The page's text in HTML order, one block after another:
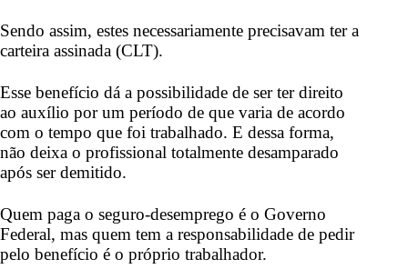
Sendo assim, estes necessariamente precisavam ter a
carteira assinada (CLT).
Esse benefício dá a possibilidade de ser ter direito
ao auxílio por um período de que varia de acordo
com o tempo que foi trabalhado. E dessa forma,
não deixa o profissional totalmente desamparado
após ser demitido.
Quem paga o seguro-desemprego é o Governo
Federal, mas quem tem a responsabilidade de pedir
pelo benefício é o próprio trabalhador.